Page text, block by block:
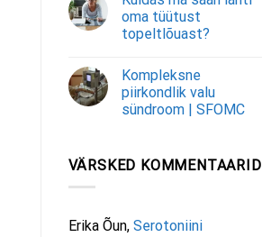
oma tüütust
topeltlõuast?
Kompleksne
piirkondlik valu
sündroom | SFOMC
VÄRSKED KOMMENTAARID
Erika Õun, Serotoniini